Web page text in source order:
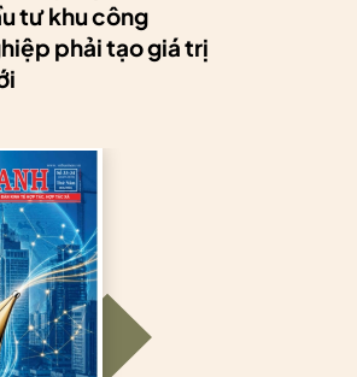
tư khu công
phải tạo giá trị